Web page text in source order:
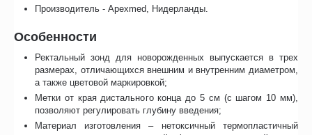
Производитель - Apexmed, Нидерланды.
Особенности
Ректальный зонд для новорожденных выпускается в трех
размерах, отличающихся внешним и внутренним диаметром,
а также цветовой маркировкой;
Метки от края дистального конца до 5 см (с шагом 10 мм),
позволяют регулировать глубину введения;
Материал изготовления – нетоксичный термопластичный